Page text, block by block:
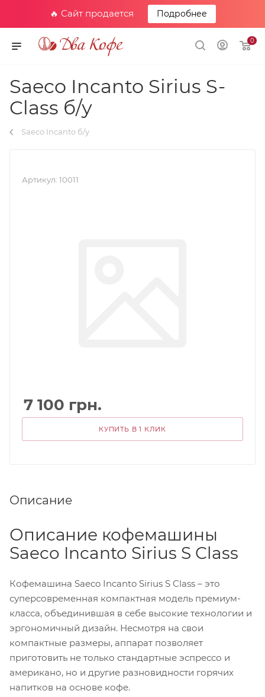
🔥 Сайт продается Подробнее
0
Saeco Incanto Sirius S-
Class б/у
Saeco Incanto б/у
Артикул: 10011
7 100 грн.
КУПИТЬ В 1 КЛИК
Описание
Описание кофемашины
Saeco Incanto Sirius S Class
Кофемашина Saeco Incanto Sirius S Class – это
суперсовременная компактная модель премиум-
класса, объединившая в себе высокие технологии и
эргономичный дизайн. Несмотря на свои
компактные размеры, аппарат позволяет
приготовить не только стандартные эспрессо и
американо, но и другие разновидности горячих
напитков на основе кофе.